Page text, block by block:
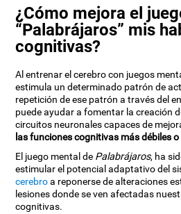
¿Cómo mejora el
“Palabrájaros” mis
cognitivas?
Al entrenar el cerebro con juegos
estimula un determinado patrón de
repetición de ese patrón a través del
puede ayudar a fomentar la creación
circuitos neuronales capaces de
las funciones cognitivas más débiles
El juego mental de Palabrájaros, ha
estimular el potencial adaptativo del
cerebroa reponerse de alteraciones
lesiones donde se ven afectadas
cognitivas.